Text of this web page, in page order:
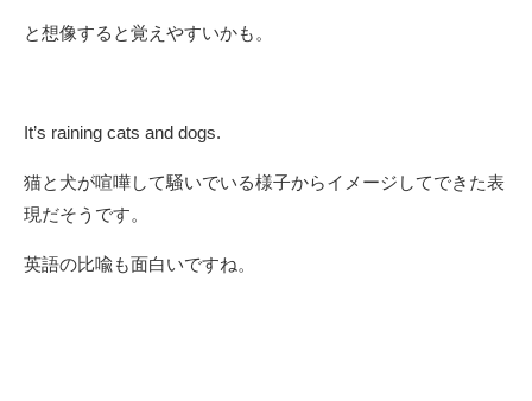
と想像すると覚えやすいかも。
It’s raining cats and dogs.
猫と犬が喧嘩して騒いでいる様子からイメージしてできた表
現だそうです。
英語の比喩も面白いですね。